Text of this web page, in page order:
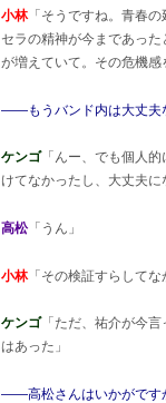
小林「そうですね。青春
セラの精神が今まであっ
が増えていて。その危機感
――もうバンド内は大丈夫
ケンゴ「んー、でも個人
けてなかったし、大丈夫に
高松「うん」
小林「その検証すらしてな
ケンゴ「ただ、祐介が今
はあった」
――高松さんはいかがです